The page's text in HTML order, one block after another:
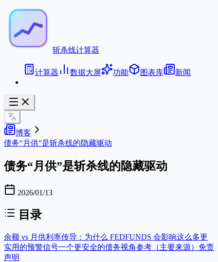
斩杀线计算器
计算器 数据大屏 功能 图表库 新闻
博客
债务“月供”是斩杀线的隐藏驱动
债务“月供”是斩杀线的隐藏驱动
2026/01/13
目录
余额 vs 月供利率传导：为什么 FEDFUNDS 会影响这么多更
实用的预警信号一个更安全的债务视角参考（主要来源） 免责
声明